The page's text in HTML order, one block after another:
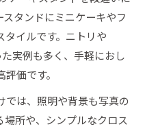
タンドにミニケーキやフ
タイルです。ニトリや
実例も多く、手軽におし
価です。
では、照明や背景も写真の
場所や、シンプルなクロス